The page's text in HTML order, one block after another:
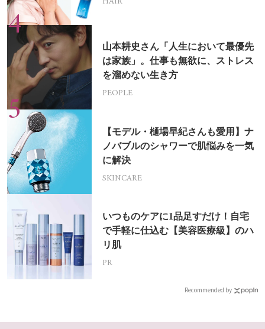
山本耕史さん「人生において最優先
は家族」。仕事も無欲に、ストレス
を溜めない生き方
PEOPLE
【モデル・樋場早紀さんも愛用】ナ
ノバブルのシャワーで肌悩みを一気
に解決
SKINCARE
いつものケアに1品足すだけ！自宅
で手軽に仕込む【美容医療級】のハ
リ肌
PR
Recommended by